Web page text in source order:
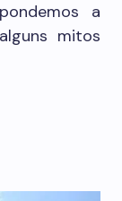
a
mitos